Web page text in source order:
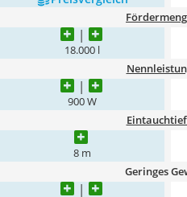
18.000 l
900 W
8 m
Geringes